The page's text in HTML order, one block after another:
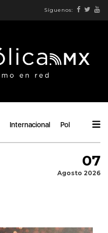
Síguenos:
Internacional Política
07
Agosto 2026